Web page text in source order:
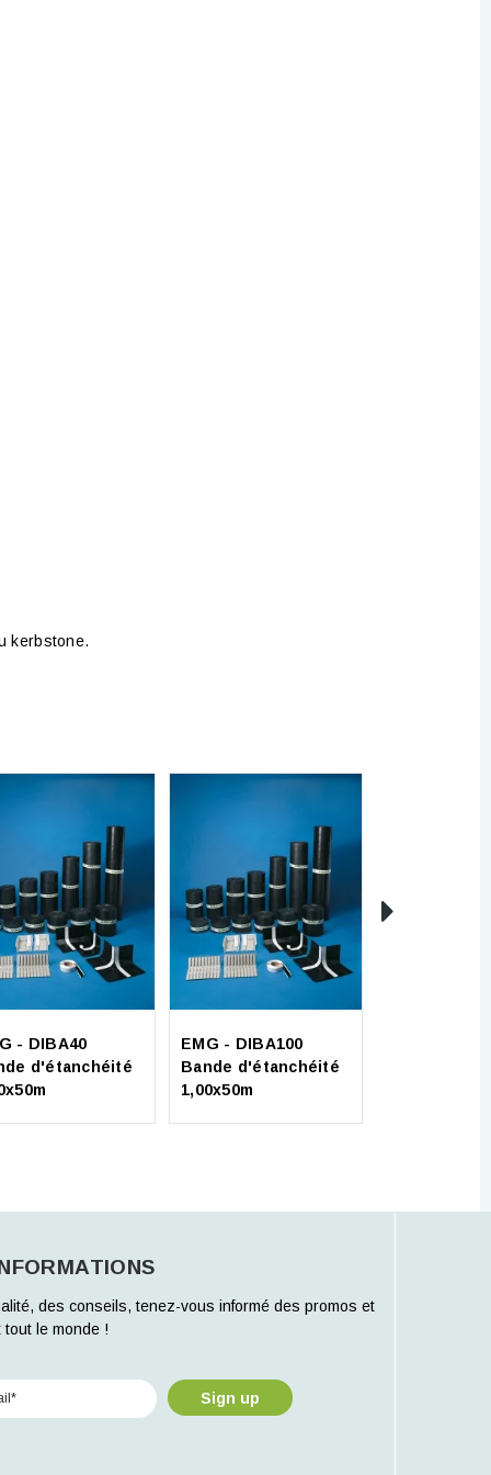
kerbstone.
- DIBA40
d'étanchéité
EMG - DIBA100
Bande d'étanchéité
1,00x50m
des conseils, tenez-vous informé des promos et
le monde !
Sign up